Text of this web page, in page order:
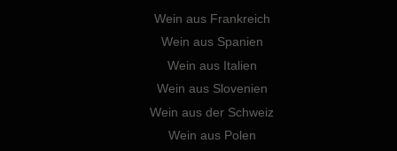
Wein aus Frankreich
Wein aus Spanien
Wein aus Italien
Wein aus Slovenien
Wein aus der Schweiz
Wein aus Polen